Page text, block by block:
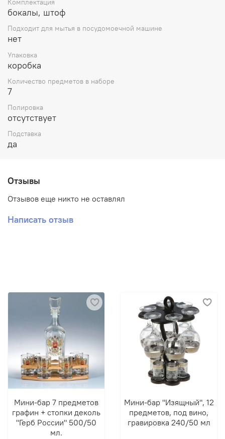
Материал: Стекло, МДФ
напитков — это достойные, респектабельные, а главное,
практичные и всегда уместные подарки для солидных
людей. Высокое качество изделий и приятные цены
обязательно вас порадуют.
Комплектация
бокалы, штоф
Подходит для мытья в посудомоечной машине
нет
Упаковка
коробка
Количество предметов в наборе
7
Полировка
отсутствует
Подставка
да
Отзывы
Отзывов еще никто не оставлял
Написать отзыв
Мини-бар 7 предметов
графин + стопки деколь
"Герб России" 500/50
мл.
Мини-бар "Изящный", 12
предметов, под вино,
гравировка 240/50 мл